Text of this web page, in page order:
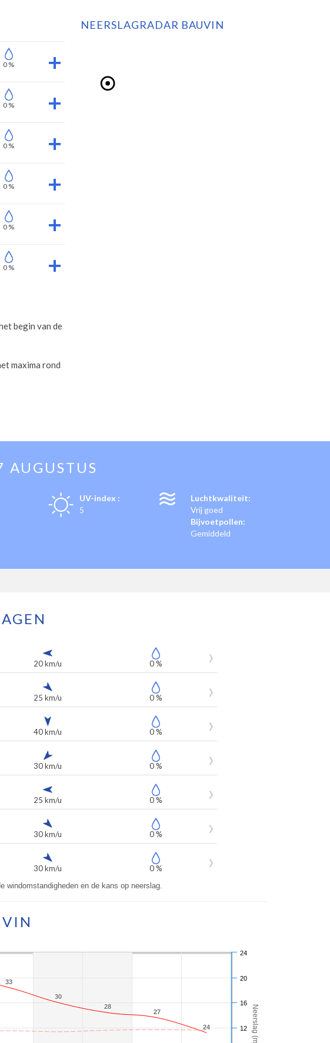
0 %
0 %
0 %
0 %
0 %
0 %
begin van de
maxima rond
NEERSLAGRADAR BAUVIN
AUGUSTUS
UV-index :
5
Luchtkwaliteit:
Vrij goed
Bijvoetpollen:
Gemiddeld
20 km/u 0 %
25 km/u 0 %
40 km/u 0 %
30 km/u 0 %
25 km/u 0 %
30 km/u 0 %
30 km/u 0 %
windomstandigheden en de kans op neerslag.
Neerslag (mm)
33
33
30
30
28
28
27
27
24
24 12
16
20
24